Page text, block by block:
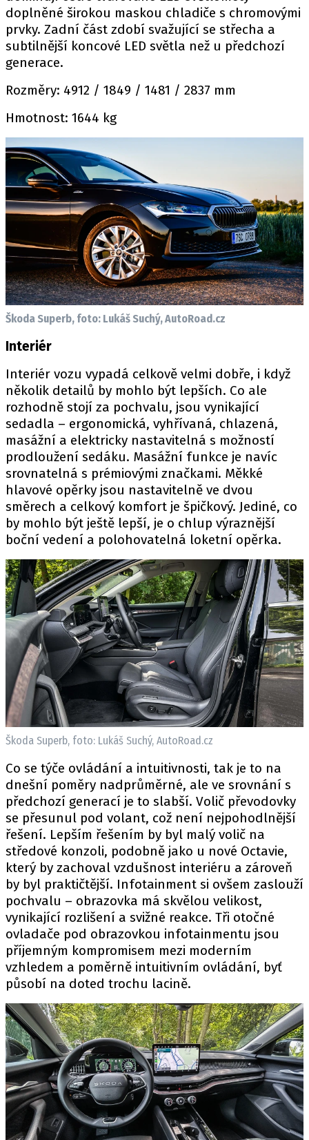
doplněné širokou maskou chladiče s chromovými
prvky. Zadní část zdobí svažující se střecha a
subtilnější koncové LED světla než u předchozí
generace.
Rozměry: 4912 / 1849 / 1481 / 2837 mm
Hmotnost: 1644 kg
Škoda Superb, foto: Lukáš Suchý, AutoRoad.cz
Interiér
Interiér vozu vypadá celkově velmi dobře, i když
několik detailů by mohlo být lepších. Co ale
rozhodně stojí za pochvalu, jsou vynikající
sedadla – ergonomická, vyhřívaná, chlazená,
masážní a elektricky nastavitelná s možností
prodloužení sedáku. Masážní funkce je navíc
srovnatelná s prémiovými značkami. Měkké
hlavové opěrky jsou nastavitelně ve dvou
směrech a celkový komfort je špičkový. Jediné, co
by mohlo být ještě lepší, je o chlup výraznější
boční vedení a polohovatelná loketní opěrka.
Škoda Superb, foto: Lukáš Suchý, AutoRoad.cz
Co se týče ovládání a intuitivnosti, tak je to na
dnešní poměry nadprůměrné, ale ve srovnání s
předchozí generací je to slabší. Volič převodovky
se přesunul pod volant, což není nejpohodlnější
řešení. Lepším řešením by byl malý volič na
středové konzoli, podobně jako u nové Octavie,
který by zachoval vzdušnost interiéru a zároveň
by byl praktičtější. Infotainment si ovšem zaslouží
pochvalu – obrazovka má skvělou velikost,
vynikající rozlišení a svižné reakce. Tři otočné
ovladače pod obrazovkou infotainmentu jsou
příjemným kompromisem mezi moderním
vzhledem a poměrně intuitivním ovládání, byť
působí na doted trochu lacině.